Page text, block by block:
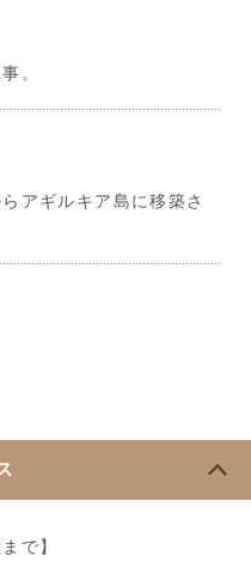
。
アギルキア島に移築さ
で】